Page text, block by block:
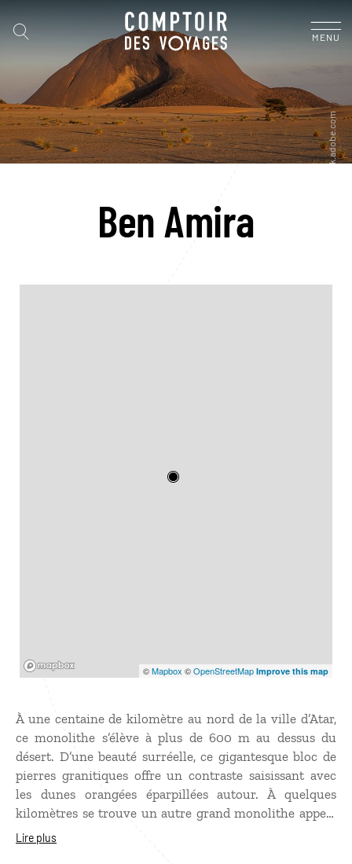
MENU
Ben Amira
©Mapbox ©OpenStreetMap Improve this map
À une centaine de kilomètre au nord de la ville d’Atar,
ce monolithe s’élève à plus de 600 m au dessus du
désert. D’une beauté surréelle, ce gigantesque bloc de
pierres granitiques offre un contraste saisissant avec
les dunes orangées éparpillées autour. À quelques
kilomètres se trouve un autre grand monolithe appelé
Aïcha dont certaines parois ont été gravées par des
Lire plus